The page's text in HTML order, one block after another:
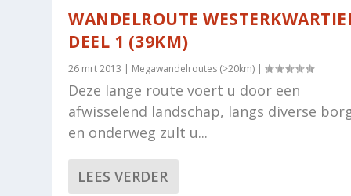
WANDELROUTE
DEEL 1 (39KM)
26 mrt 2013 | Megawandelroutes (>20km) |
Deze lange route voert u door een
afwisselend landschap, langs diverse
en onderweg zult u...
LEES VERDER